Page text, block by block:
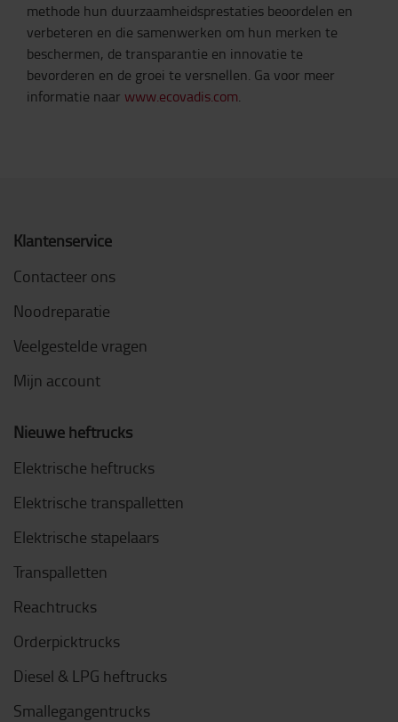
methode hun duurzaamheidsprestaties beoordelen en
verbeteren en die samenwerken om hun merken te
beschermen, de transparantie en innovatie te
bevorderen en de groei te versnellen. Ga voor meer
informatie naar www.ecovadis.com.
Klantenservice
Contacteer ons
Noodreparatie
Veelgestelde vragen
Mijn account
Nieuwe heftrucks
Elektrische heftrucks
Elektrische transpalletten
Elektrische stapelaars
Transpalletten
Reachtrucks
Orderpicktrucks
Diesel & LPG heftrucks
Smallegangentrucks